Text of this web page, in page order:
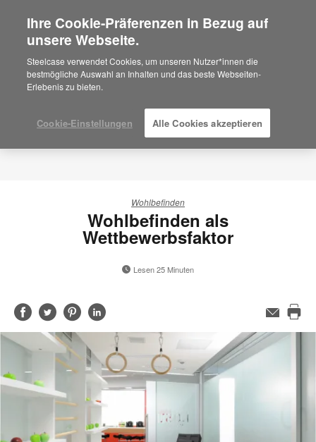
Are you in United States?
Would you like to see Products we sell in
your region?
Americas
Español
Wohlbefinden
Wohlbefinden als
Wettbewerbsfaktor
Lesen 25 Minuten
Auf
Facebook
teilen
Auf
Twitter
teilen
Auf
Pinterest
teilen
Auf
LinkedIn
teilen
E-
Adresse
Ihre Cookie-Präferenzen in Bezug auf
unsere Webseite.
Steelcase verwendet Cookies, um unseren Nutzer*innen die
bestmögliche Auswahl an Inhalten und das beste Webseiten-
Erlebenis zu bieten.
Cookie-Einstellungen Alle Cookies akzeptieren